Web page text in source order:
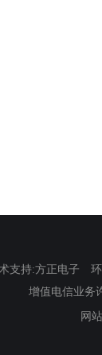
支持:方正电子
增值电信业务
网